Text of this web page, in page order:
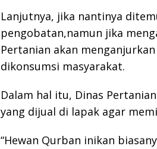
Lanjutnya, jika nantinya
pengobatan,namun jika
Pertanian akan
dikonsumsi masyarakat.
Dalam hal itu, Dinas
yang dijual di lapak agar
“Hewan Qurban inikan